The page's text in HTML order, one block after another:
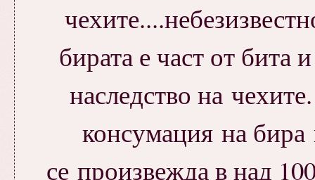
бирата е част от
наследство на
консумация на бира
се произвежда в над